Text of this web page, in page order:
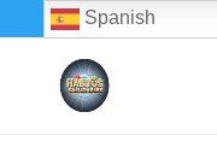
+(505) 8200-1450
Spanish